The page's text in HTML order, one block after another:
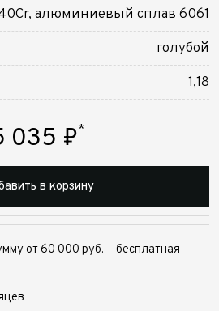
алюминиевый сплав 6061
голубой
1,18
035 ₽*
в корзину
от 60 000 руб. — бесплатная